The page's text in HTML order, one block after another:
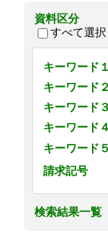
資料区分
すべて選択
キーワード１
キーワード２
キーワード３
キーワード４
キーワード５
請求記号
検索結果一覧